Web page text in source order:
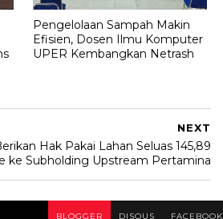
Pengelolaan Sampah Makin
Efisien, Dosen Ilmu Komputer
UPER Kembangkan Netrash
NEXT
Hak Pakai Lahan Seluas 145,89
ke Subholding Upstream Pertamina
BLOGGER DISQUS FACEBOOK